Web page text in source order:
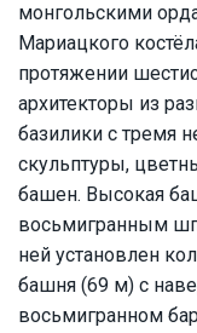
монгольскими
Мариацкого
протяжении
архитекторы из
базилики с тремя
скульптуры,
башен. Высокая
восьмигранным
ней установлен
башня (69 м) с
восьмигранном